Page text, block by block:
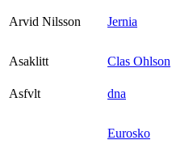
Arvid Nilsson Jernia
Asaklitt
Clas Ohlson
Asfvlt
dna
Eurosko